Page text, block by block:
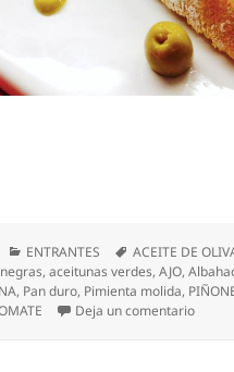
Categorías
ENTRANTES Etiquetas
ACEITE DE
,aceitunas verdes,AJO,
, Pan duro, Pimienta molida,
Deja un comentarioen